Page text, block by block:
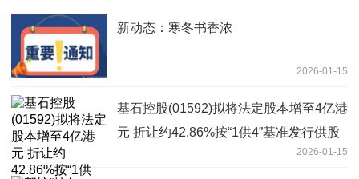
新动态：寒冬书香浓
2026-01-15
基石控股(01592)拟将法定股本增至4亿港
元 折让约42.86%按“1供4”基准发行供股
2026-01-15